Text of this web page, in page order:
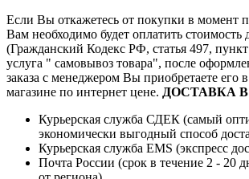
Если Вы откажетесь от покупки в момент
Вам необходимо будет оплатить стоимость
(Гражданский Кодекс РФ, статья 497,
услуга " самовывоз товара", после
заказа с менеджером Вы приобретаете его
магазине по интернет цене. ДОСТАВКА
Курьерская служба СДЕК (самый
экономически выгодный способ
Курьерская служба EMS (экспресс
Почта России (срок в течение 2 - 20